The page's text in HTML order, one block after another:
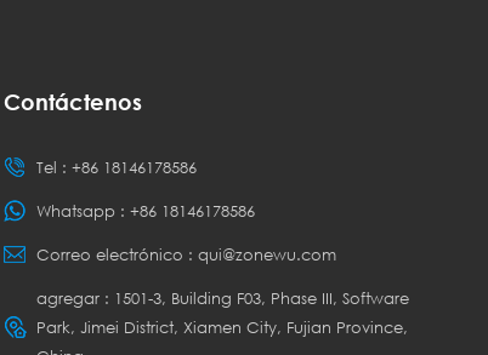
Contáctenos
Tel : +86 18146178586
Whatsapp : +86 18146178586
Correo electrónico : qui@zonewu.com
agregar : 1501-3, Building F03, Phase III, Software
Park, Jimei District, Xiamen City, Fujian Province,